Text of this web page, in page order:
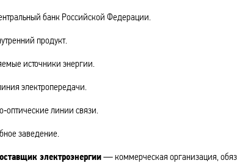
банк Российской Федерации.
продукт.
источники энергии.
электропередачи.
линии связи.
заведение.
электроэнергии— коммерческая организация,